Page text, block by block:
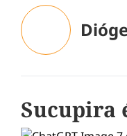
Sucupira